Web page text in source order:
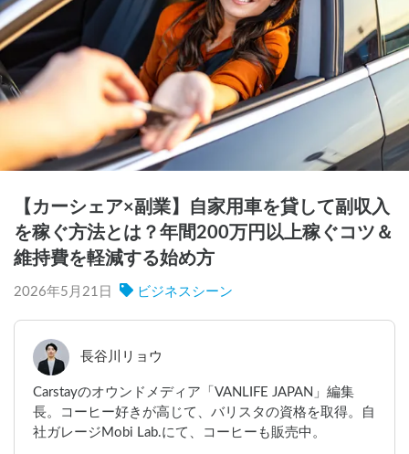
【カーシェア×副業】自家用車を貸して副収入
を稼ぐ方法とは？年間200万円以上稼ぐコツ＆
維持費を軽減する始め方
2026年5月21日 ビジネスシーン
長谷川リョウ
Carstayのオウンドメディア「VANLIFE JAPAN」編集
長。コーヒー好きが高じて、バリスタの資格を取得。自
社ガレージMobi Lab.にて、コーヒーも販売中。